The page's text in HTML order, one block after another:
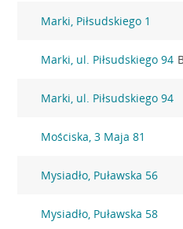
Marki, Piłsudskiego 1
Marki, ul. Piłsudskiego 94
Marki, ul. Piłsudskiego 94
Mościska, 3 Maja 81
Mysiadło, Puławska 56
Mysiadło, Puławska 58